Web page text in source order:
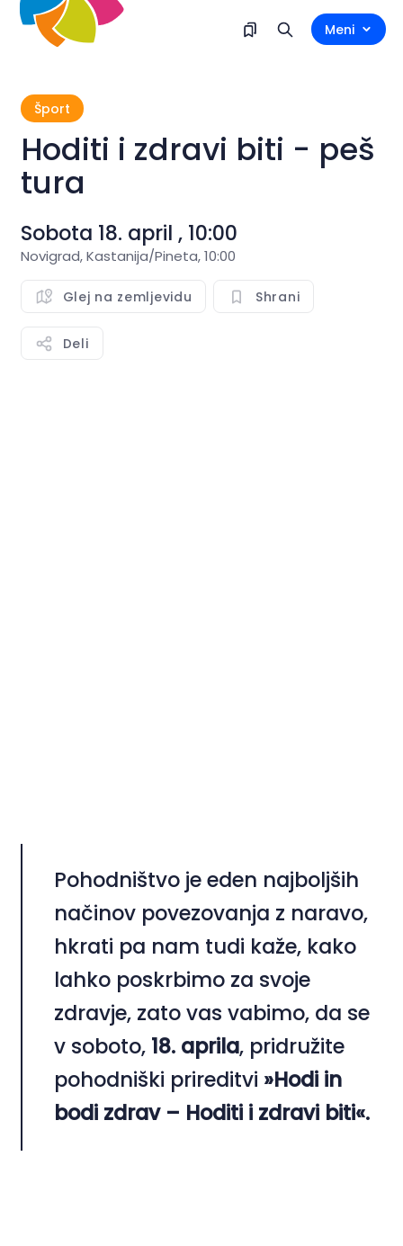
Meni
Šport
Hoditi i zdravi biti - peš
tura
Sobota 18. april , 10:00
Novigrad, Kastanija/Pineta, 10:00
Glej na zemljevidu Shrani
Deli
Pohodništvo je eden najboljših
načinov povezovanja z naravo,
hkrati pa nam tudi kaže, kako
lahko poskrbimo za svoje
zdravje, zato vas vabimo, da se
v soboto, 18. aprila, pridružite
pohodniški prireditvi »Hodi in
bodi zdrav – Hoditi i zdravi biti«.